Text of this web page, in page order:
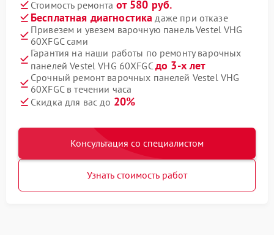
Стоимость ремонта от 580 руб.
Бесплатная диагностика даже при отказе
Привезем и увезем варочную панель Vestel VHG
60XFGC сами
Гарантия на наши работы по ремонту варочных
панелей Vestel VHG 60XFGCдо 3-х лет
Срочный ремонт варочных панелей Vestel VHG
60XFGC в течении часа
Скидка для вас до 20%
Консультация со специалистом
Узнать стоимость работ